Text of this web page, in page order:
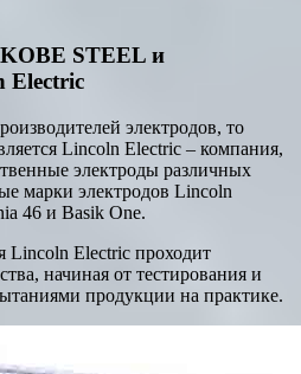
STEEL и
Electric
электродов, то
Lincoln Electric – компания,
электроды различных
марки электродов Lincoln
46 и Basik One.
Lincoln Electric проходит
начиная от тестирования и
продукции на практике.